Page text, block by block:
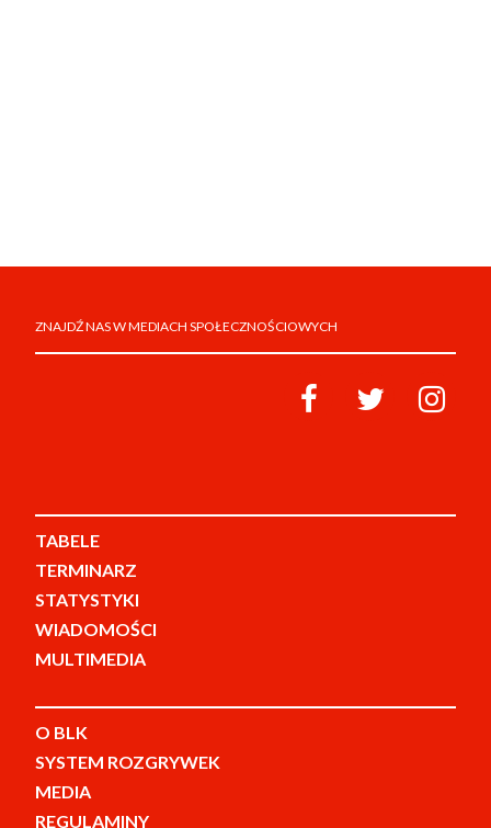
ZNAJDŹ NAS W MEDIACH SPOŁECZNOŚCIOWYCH
TABELE
TERMINARZ
STATYSTYKI
WIADOMOŚCI
MULTIMEDIA
O BLK
SYSTEM ROZGRYWEK
MEDIA
REGULAMINY